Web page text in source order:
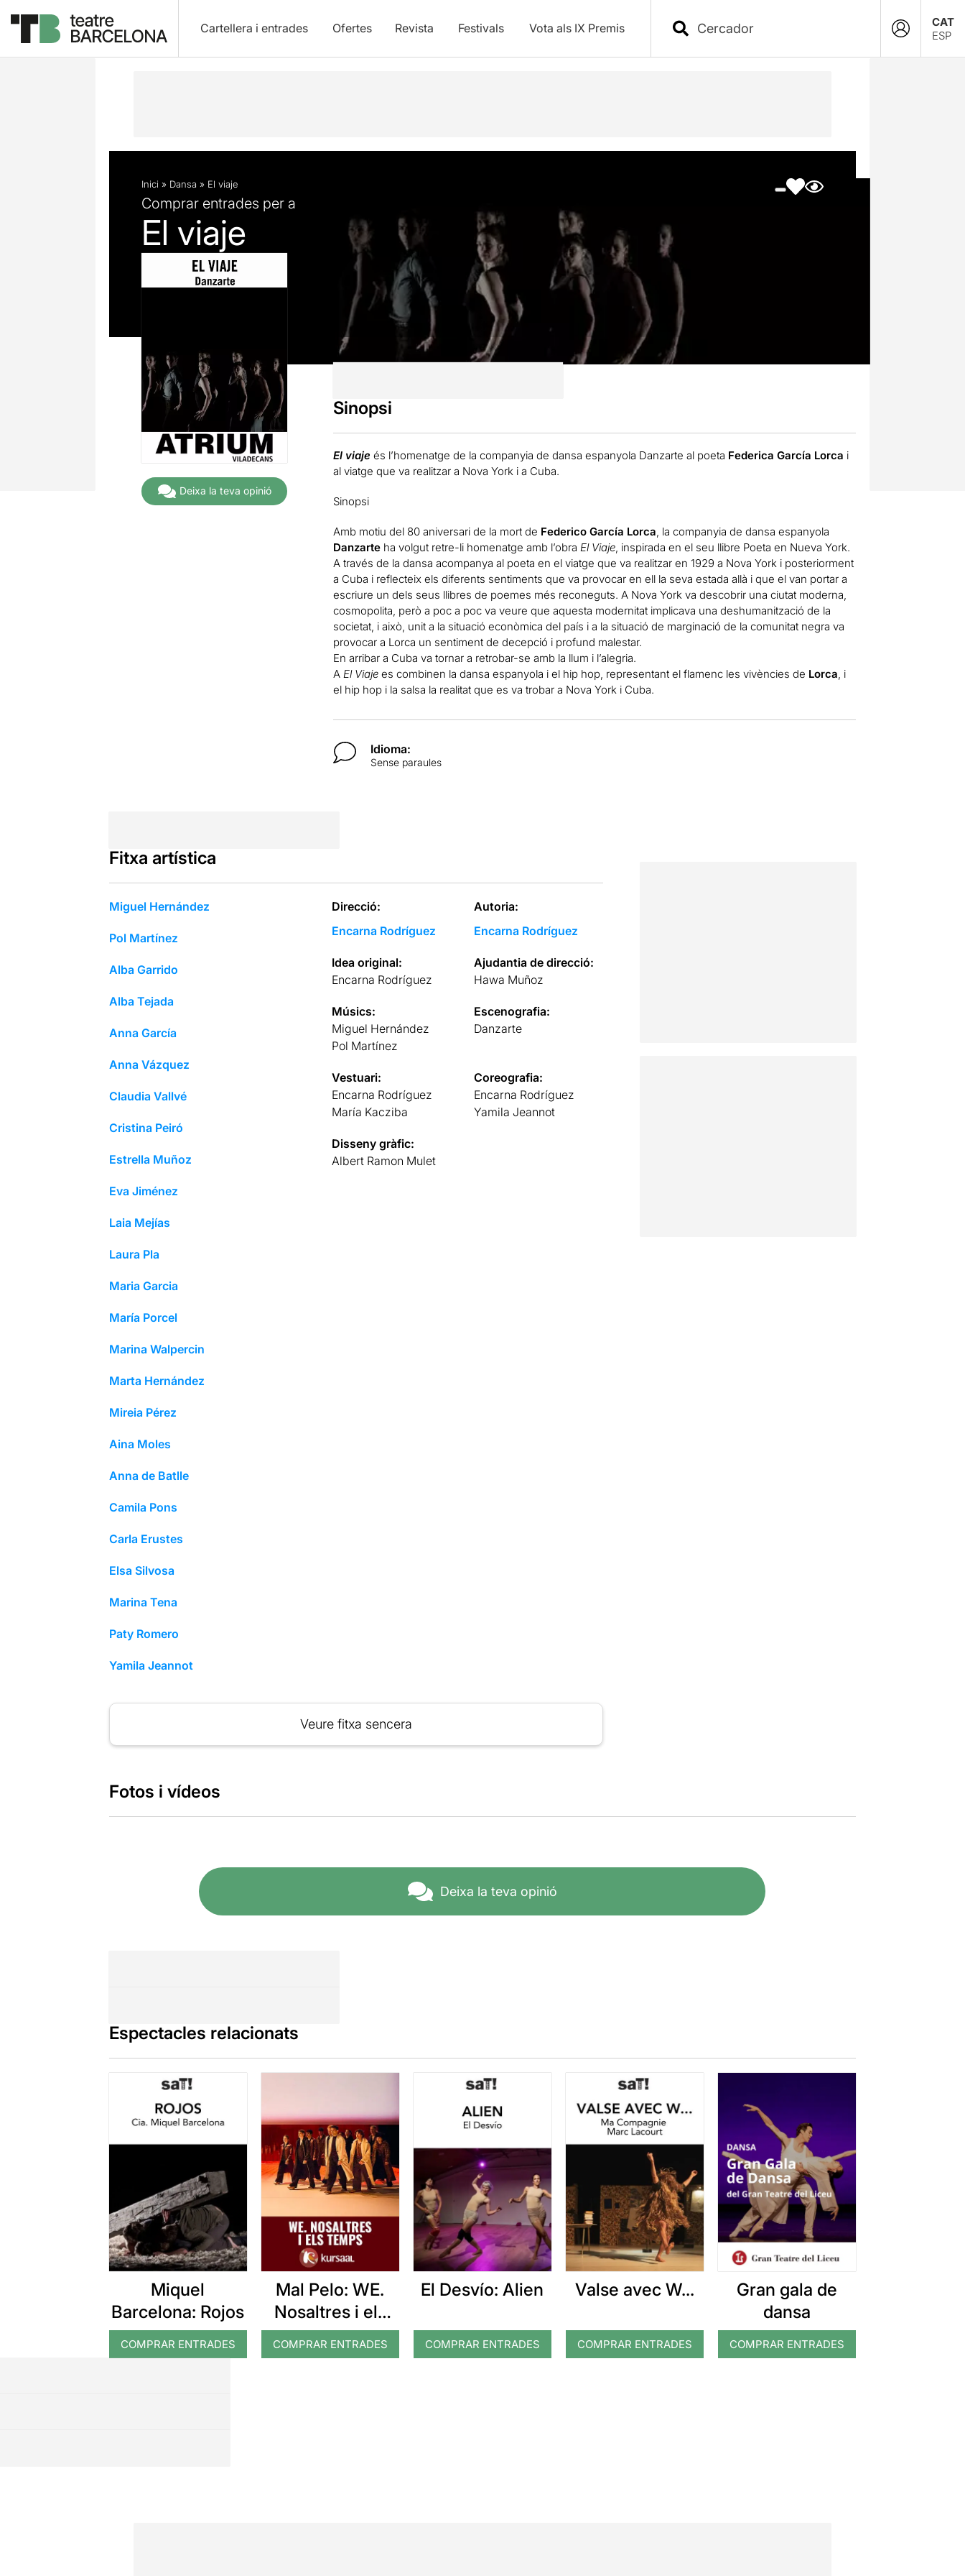
Cartellera i entrades Ofertes Revista Festivals Vota als IX Premis
CAT
ESP
Descripció Fitxa artística Fotos i vídeos
Inici » Dansa » El viaje
Comprar entrades per a
El viaje
Deixa la teva opinió
Sinopsi
El viaje és l’homenatge de la companyia de dansa espanyola Danzarte al poeta Federica García Lorca i
al viatge que va realitzar a Nova York i a Cuba.
Sinopsi
Amb motiu del 80 aniversari de la mort de Federico García Lorca , la companyia de dansa espanyola
Danzarteha volgut retre-li homenatge amb l’obra El Viaje, inspirada en el seu llibre Poeta en Nueva York.
A través de la dansa acompanya al poeta en el viatge que va realitzar en 1929 a Nova York i posteriorment
a Cuba i reflecteix els diferents sentiments que va provocar en ell la seva estada allà i que el van portar a
escriure un dels seus llibres de poemes més reconeguts. A Nova York va descobrir una ciutat moderna,
cosmopolita, però a poc a poc va veure que aquesta modernitat implicava una deshumanització de la
societat, i això, unit a la situació econòmica del país i a la situació de marginació de la comunitat negra va
provocar a Lorca un sentiment de decepció i profund malestar.
En arribar a Cuba va tornar a retrobar-se amb la llum i l’alegria.
A El Viajees combinen la dansa espanyola i el hip hop, representant el flamenc les vivències de Lorca , i
el hip hop i la salsa la realitat que es va trobar a Nova York i Cuba.
Idioma:
Sense paraules
Fitxa artística
Miguel Hernández
Pol Martínez
Alba Garrido
Alba Tejada
Anna García
Anna Vázquez
Claudia Vallvé
Cristina Peiró
Estrella Muñoz
Eva Jiménez
Laia Mejías
Laura Pla
Maria Garcia
María Porcel
Marina Walpercin
Marta Hernández
Mireia Pérez
Aina Moles
Anna de Batlle
Camila Pons
Carla Erustes
Elsa Silvosa
Marina Tena
Paty Romero
Yamila Jeannot
Direcció:
Encarna Rodríguez
Autoria:
Encarna Rodríguez
Idea original:
Encarna Rodríguez
Ajudantia de direcció:
Hawa Muñoz
Músics:
Miguel Hernández
Pol Martínez
Escenografia:
Danzarte
Vestuari:
Encarna Rodríguez
María Kacziba
Coreografia:
Encarna Rodríguez
Yamila Jeannot
Disseny gràfic:
Albert Ramon Mulet
Veure fitxa sencera
Fotos i vídeos
Deixa la teva opinió
Espectacles relacionats
Miquel
Barcelona: Rojos
COMPRAR ENTRADES
Mal Pelo: WE.
Nosaltres i els
temps
COMPRAR ENTRADES
El Desvío: Alien
COMPRAR ENTRADES
Valse avec W...
COMPRAR ENTRADES
Gran gala de
dansa
COMPRAR ENTRADES